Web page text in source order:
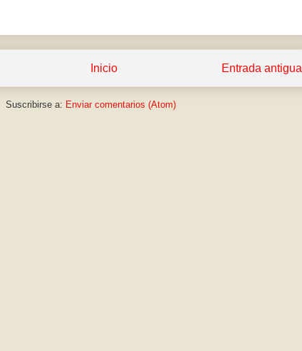
Entrada antigua
Inicio
Suscribirse a: Enviar comentarios (Atom)